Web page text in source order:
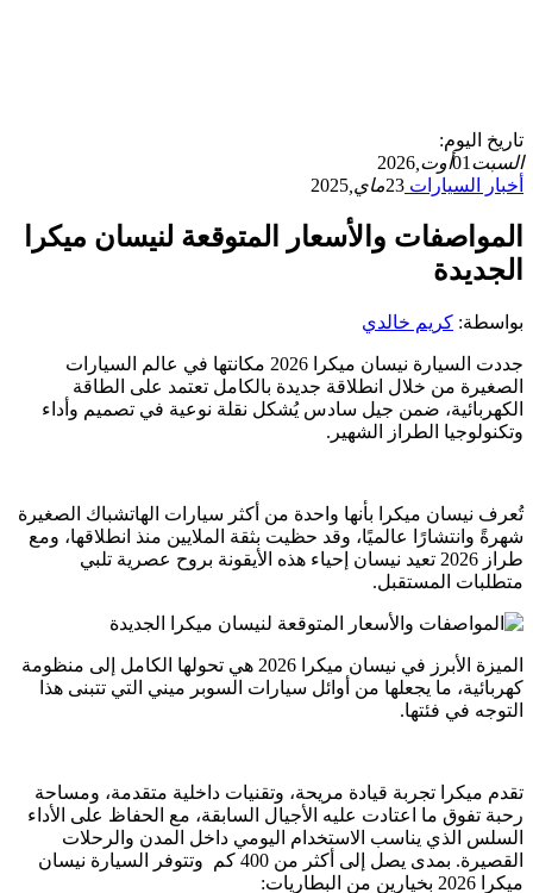
تاريخ اليوم:
السبت 01أوت, 2026
أخبار السيارات 23ماي, 2025
المواصفات والأسعار المتوقعة لنيسان ميكرا
الجديدة
بواسطة: كريم خالدي
جددت السيارة نيسان ميكرا 2026 مكانتها في عالم السيارات
الصغيرة من خلال انطلاقة جديدة بالكامل تعتمد على الطاقة
الكهربائية، ضمن جيل سادس يُشكل نقلة نوعية في تصميم وأداء
وتكنولوجيا الطراز الشهير.
تُعرف نيسان ميكرا بأنها واحدة من أكثر سيارات الهاتشباك الصغيرة
شهرةً وانتشارًا عالميًا، وقد حظيت بثقة الملايين منذ انطلاقها، ومع
طراز 2026 تعيد نيسان إحياء هذه الأيقونة بروح عصرية تلبي
متطلبات المستقبل.
الميزة الأبرز في نيسان ميكرا 2026 هي تحولها الكامل إلى منظومة
كهربائية، ما يجعلها من أوائل سيارات السوبر ميني التي تتبنى هذا
التوجه في فئتها.
تقدم ميكرا تجربة قيادة مريحة، وتقنيات داخلية متقدمة، ومساحة
رحبة تفوق ما اعتادت عليه الأجيال السابقة، مع الحفاظ على الأداء
السلس الذي يناسب الاستخدام اليومي داخل المدن والرحلات
القصيرة. بمدى يصل إلى أكثر من 400 كم وتتوفر السيارة نيسان
ميكرا 2026 بخيارين من البطاريات: